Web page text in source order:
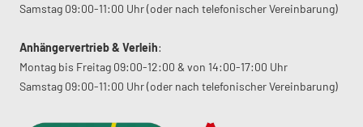
Samstag 09:00-11:00 Uhr (oder nach telefonischer Vereinbarung)
Anhängervertrieb & Verleih:
Montag bis Freitag 09:00-12:00 & von 14:00-17:00 Uhr
Samstag 09:00-11:00 Uhr (oder nach telefonischer Vereinbarung)